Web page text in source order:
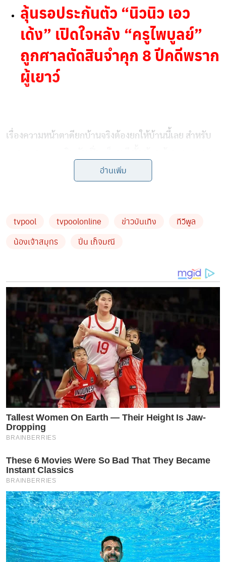
ลุ้นรอประกันตัว “นิวนิว เอว
เด้ง” เปิดใจหลัง “ครูไพบูลย์”
ถูกศาลตัดสินจำคุก 8 ปีคดีพราก
ผู้เยาว์
เรื่องความหน้าตาดียกบ้านจริงต้องยกให้บ้านนี้เลย สำหรับ
คนโต น้องเจ้าขุน ลูกชายคนที่สองที่หล่อและวัยตามติดกัน
ลูกชายคนเล็ก แต่ตอนนี้โตเป็นหนุ่มหล่อลุคเท่เต็มตัวแล้ว ลุ
คนายแบบสุดๆ หุ่นดีตัวสูง เรียกว่าหล่อแรงแซงทางโค้งพี่ๆ
อ่านเพิ่ม
tvpool tvpoolonline ข่าวบันเทิง
ทีวีพูล
น้องเจ้าสมุทร
ปิ่น เก็จมณี
Tallest Women On Earth — Their Height Is Jaw-
Dropping
BRAINBERRIES
These 6 Movies Were So Bad That They Became
Instant Classics
BRAINBERRIES